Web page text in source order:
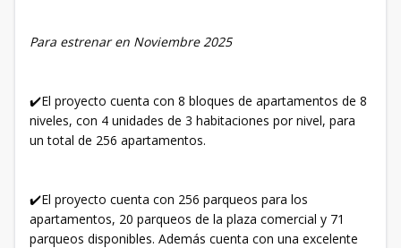
Para estrenar en Noviembre 2025
✔️El proyecto cuenta con 8 bloques de apartamentos de 8
niveles, con 4 unidades de 3 habitaciones por nivel, para
un total de 256 apartamentos.
✔️El proyecto cuenta con 256 parqueos para los
apartamentos, 20 parqueos de la plaza comercial y 71
parqueos disponibles. Además cuenta con una excelente